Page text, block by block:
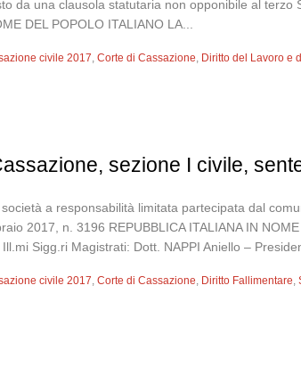
da una clausola statutaria non opponibile al
DEL POPOLO ITALIANO LA...
civile 2017,Corte di Cassazione, Diritto del Lavoro e
sezione I civile,
a responsabilità limitata partecipata dal
2017, n. 3196 REPUBBLICA ITALIANA IN
Sigg.ri Magistrati: Dott. NAPPI Aniello –
civile 2017,Corte di Cassazione, Diritto Fallimentare,